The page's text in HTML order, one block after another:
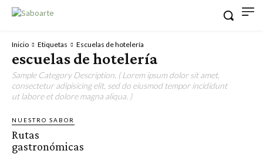
Inicio Etiquetas Escuelas de hotelería
escuelas de hotelería
Sample Category Description. ( Lorem ipsum dolor sit amet,
consectetur adipisicing elit, sed do eiusmod tempor incididunt
ut labore et dolore magna aliqua. )
NUESTRO SABOR
Rutas
gastronómicas